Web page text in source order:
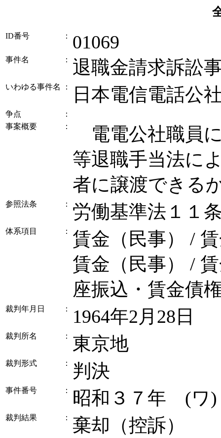
ID番号 ： 01069
事件名 ： 退職金請求訴訟
いわゆる事件名 ： 日本電信電話公
争点
：
事案概要
：
電電公社職員
等退職手当法に
者に譲渡できる
参照法条 ： 労働基準法１１
体系項目 ：
賃金（民事） /
賃金（民事） /
座振込・賃金債
裁判年月日 ： 1964年2月28日
裁判所名 ： 東京地
裁判形式 ： 判決
事件番号 ： 昭和３７年 (
裁判結果 ： 棄却（控訴）